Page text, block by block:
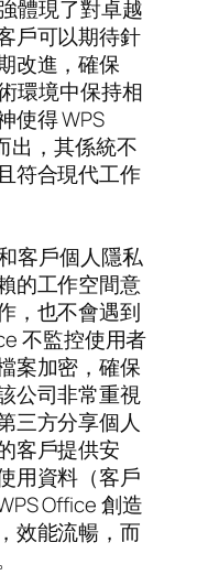
體現了對卓越
戶可以期待針
改進，確保
環境中保持相
使得 WPS
出，其係統不
符合現代工作
客戶個人隱私
的工作空間意
，也不會遇到
不監控使用者
案加密，確保
公司非常重視
三方分享個人
客戶提供安
用資料（客戶
Office 創造
效能流暢，而